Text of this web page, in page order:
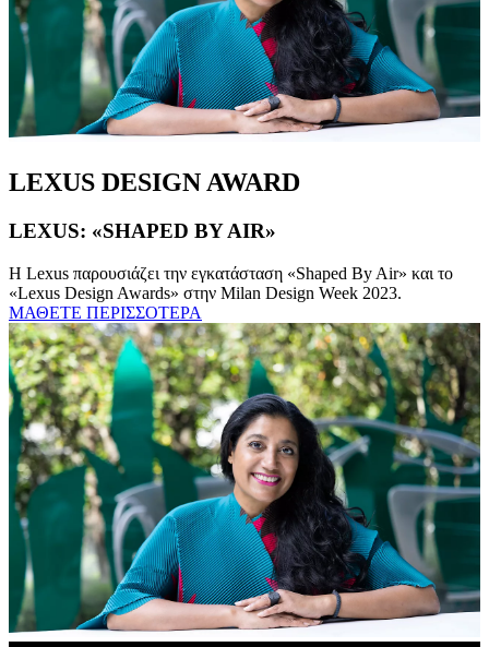
LEXUS DESIGN AWARD
LEXUS: «SHAPED BY AIR»
Η Lexus παρουσιάζει την εγκατάσταση «Shaped By Air» και το
«Lexus Design Awards» στην Milan Design Week 2023.
ΜΑΘΕΤΕ ΠΕΡΙΣΣΟΤΕΡΑ